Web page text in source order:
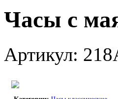
Часы с
Артикул: